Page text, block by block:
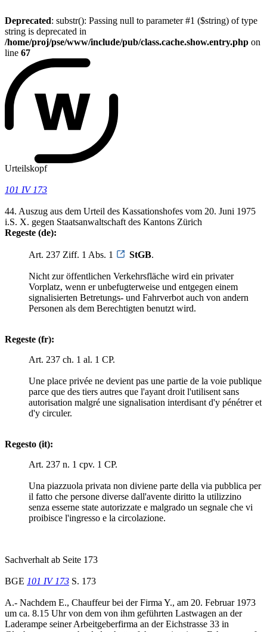
Deprecated: substr(): Passing null to parameter #1 ($string) of type
string is deprecated in
/home/proj/pse/www/include/pub/class.cache.show.entry.php on
line 67
Urteilskopf
101 IV 173
44. Auszug aus dem Urteil des Kassationshofes vom 20. Juni 1975
i.S. X. gegen Staatsanwaltschaft des Kantons Zürich
Regeste (de):
Art. 237 Ziff. 1 Abs. 1 StGB.
Nicht zur öffentlichen Verkehrsfläche wird ein privater
Vorplatz, wenn er unbefugterweise und entgegen einem
signalisierten Betretungs- und Fahrverbot auch von andern
Personen als dem Berechtigten benutzt wird.
Regeste (fr):
Art. 237 ch. 1 al. 1 CP.
Une place privée ne devient pas une partie de la voie publique
parce que des tiers autres que l'ayant droit l'utilisent sans
autorisation malgré une signalisation interdisant d'y pénétrer et
d'y circuler.
Regesto (it):
Art. 237 n. 1 cpv. 1 CP.
Una piazzuola privata non diviene parte della via pubblica per
il fatto che persone diverse dall'avente diritto la utilizzino
senza esserne state autorizzate e malgrado un segnale che vi
proibisce l'ingresso e la circolazione.
Sachverhalt ab Seite 173
BGE 101 IV 173 S. 173
A.- Nachdem E., Chauffeur bei der Firma Y., am 20. Februar 1973
um ca. 8.15 Uhr von dem von ihm geführten Lastwagen an der
Laderampe seiner Arbeitgeberfirma an der Eichstrasse 33 in